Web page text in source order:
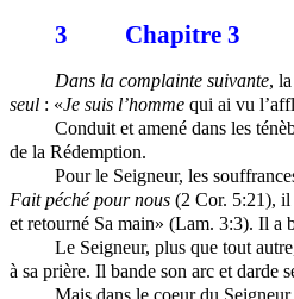
3 Chapitre 3
Dans la complainte suivante,
seul : «Je suis l’homme qui ai vu
Conduit et amené dans les
de la Rédemption.
Pour le Seigneur, les
Fait péché pour nous (2 Cor. 5:21), il
et retourné Sa main» (Lam. 3:3). Il a
Le Seigneur, plus que tout
à sa prière. Il bande son arc et darde
Mais dans le coeur du